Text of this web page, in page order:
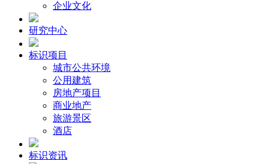
企业文化
研究中心
标识项目
城市公共环境
公用建筑
房地产项目
商业地产
旅游景区
酒店
标识资讯